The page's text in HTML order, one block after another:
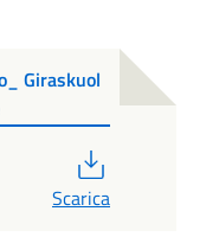
Giraskuol
Scarica